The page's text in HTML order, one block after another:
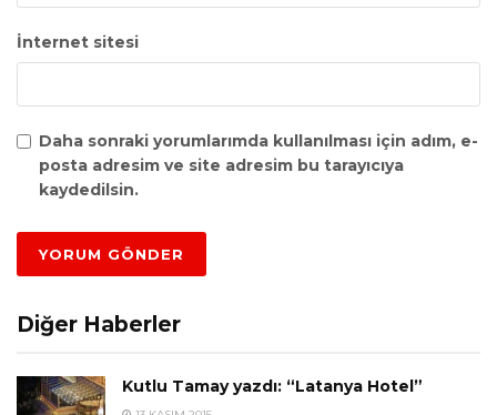
İnternet sitesi
Daha sonraki yorumlarımda kullanılması için adım, e-
posta adresim ve site adresim bu tarayıcıya
kaydedilsin.
Diğer Haberler
Kutlu Tamay yazdı: “Latanya Hotel”